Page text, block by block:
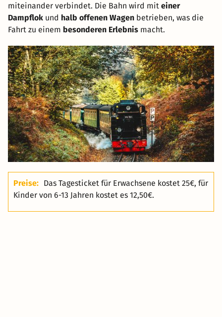
miteinander verbindet. Die Bahn wird mit einer
Dampflok und halb offenen Wagen betrieben, was die
Fahrt zu einem besonderen Erlebnis macht.
Preise: Das Tagesticket für Erwachsene kostet 25€, für
Kinder von 6-13 Jahren kostet es 12,50€.